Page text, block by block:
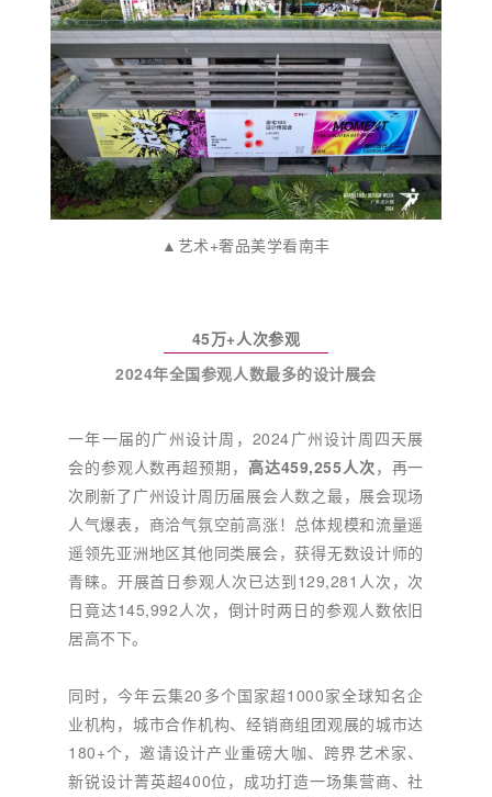
▲艺术+奢品美学看南丰
45万+人次参观
2024年全国参观人数最多的设计展会
一年一届的广州设计周，2024广州设计周四天展
会的参观人数再超预期， 高达459,255人次，再一
次刷新了广州设计周历届展会人数之最，展会现场
人气爆表，商洽气氛空前高涨！总体规模和流量遥
遥领先亚洲地区其他同类展会，获得无数设计师的
青睐。开展首日参观人次已达到129,281人次，次
日竟达145,992人次，倒计时两日的参观人数依旧
居高不下。
同时，今年云集20多个国家超1000家全球知名企
业机构，城市合作机构、经销商组团观展的城市达
180+个，邀请设计产业重磅大咖、跨界艺术家、
新锐设计菁英超400位，成功打造一场集营商、社